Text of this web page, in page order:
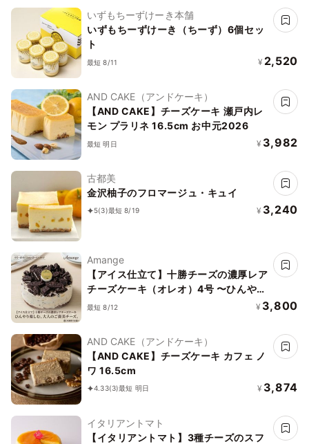
いずもちーずけーき本舗
いずもちーずけーき（ちーず）6個セッ
ト
最短 8/11 ¥ 2,520
AND CAKE（アンドケーキ）
【AND CAKE】チーズケーキ 瀬戸内レ
モン プラリネ 16.5cm お中元2026
最短 明日 ¥ 3,982
古都美
金沢柚子のフロマージュ・キュイ
5(3)最短 8/19 ¥ 3,240
Amange
【アイス仕立て】十勝チーズの濃厚レア
チーズケーキ（オレオ）4号 〜ひんやり
楽しむ、大人のご褒美チーズ〜
最短 8/12 ¥ 3,800
AND CAKE（アンドケーキ）
【AND CAKE】チーズケーキ カフェ ノ
ワ 16.5cm
4.33(3)最短 明日 ¥ 3,874
イタリアントマト
【イタリアントマト】3種チーズのスフ